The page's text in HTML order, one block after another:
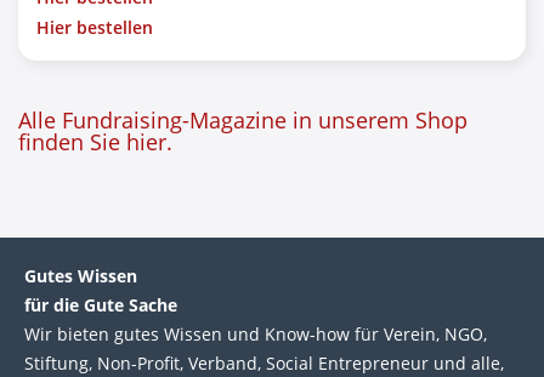
Hier bestellen
Alle Fundraising-Magazine in unserem Shop
finden Sie hier.
Gutes Wissen
für die Gute Sache
Wir bie­ten gutes Wis­sen und Know-how für Ver­ein, NGO,
Stif­tung, Non-Profit, Ver­band, Social Entre­pre­neur und alle,